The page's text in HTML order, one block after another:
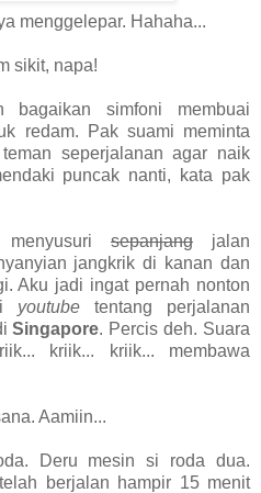
menggelepar. Hahaha...
sikit, napa!
simfoni membuai
redam. Pak suami meminta
seperjalanan agar naik
puncak nanti, kata pak
sepanjang jalan
jangkrik di kanan dan
Aku jadi ingat pernah nonton
youtubetentang perjalanan
Singapore. Percis deh. Suara
kriik... kriik... membawa
Aamiin...
Deru mesin si roda dua.
berjalan hampir 15 menit